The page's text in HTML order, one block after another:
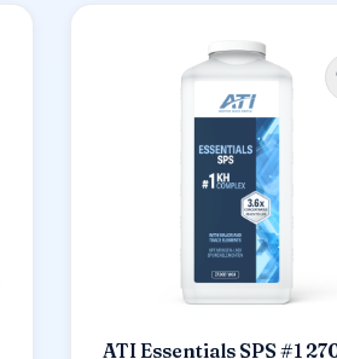
ATI Essentials SPS #1